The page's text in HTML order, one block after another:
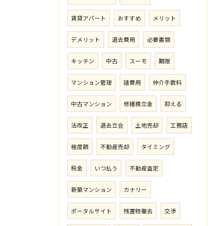
賃貸アパート おすすめ メリット
デメリット 退去費用 必要書類
キッチン 中古 スーモ 期限
マンション管理 諸費用 仲介手数料
中古マンション 修繕積立金 抑える
法改正 退去立会 土地売却 工務店
極度額 不動産売却 タイミング
税金 いつ払う 不動産査定
新築マンション カナリー
ポータルサイト 残置物撤去 交渉